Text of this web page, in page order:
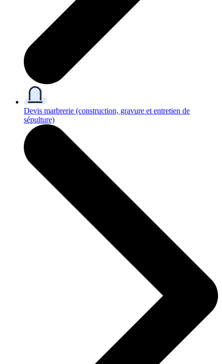
Devis marbrerie (construction, gravure et entretien de
sépulture)